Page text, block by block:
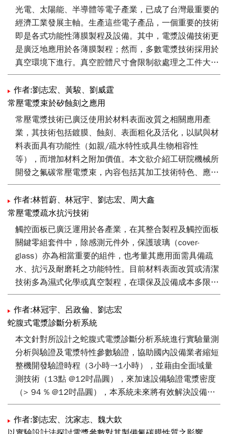
基團，使其產生反應形成CO、CO2或是水氣而揮發至環
境中，造成高分子鏈分解，形成蝕刻的效果。
光電、太陽能、半導體等電子產業，已成了台灣最重要的
經濟工業發展主軸。生產這些電子產品，一個重要的技術
即是各式功能性薄膜製程及設備。其中，電漿設備技術更
是廣泛地應用於各薄膜製程；然而，多數電漿技術採用於
真空環境下進行。真空腔體尺寸會限制欲處理之工件大
小，而維護真空腔體製程也間接提升產品製造成本。
大氣壓電漿顧名思義即是指於一大氣壓或接近一大氣壓之
狀態下所產生的電漿。大氣壓電漿技術不受真空腔體的限
制，可導入連續式生產程序，這些技術特點皆可有效地降
低面板或太陽能等須大面積生產之製造成本。本文將介紹
大氣壓電漿技術（Atmospheric-pressure Plasma
Technology）及其應用。內容主要針對近幾年來工研院大
氣壓電漿技術在光電薄膜上的發展方向，包括TFT面板、
觸控面板、或薄膜太陽能電池部分的應用，作一個整合性
的技術進程概論。
作者:劉志宏、黃駿、劉威霆
常壓電漿束於矽蝕刻之應用
常壓電漿技術已廣泛使用於材料表面改質之相關應用產
業，其技術包括鍍膜、蝕刻、表面粗化及活化，以賦與材
料表面具有功能性（如親/疏水特性或具生物相容性
等），而增加材料之附加價值。本文欲介紹工研院機械所
開發之氟碳常壓電漿束，內容包括其加工技術特色、應用
及與矽晶圓表面間之作用機制；此外，亦探討其電漿束於
矽材蝕刻之應用可行性。
作者:林哲蔚、林冠宇、劉志宏、周大鑫
常壓電漿疏水抗污技術
觸控面板已廣泛運用於各產業，在其整合製程及觸控面板
關鍵零組套件中，除感測元件外，保護玻璃（cover-
glass）亦為相當重要的組件，也考量其應用面需具備疏
水、抗污及耐磨耗之功能特性。目前材料表面改質或清潔
技術多為濕式化學或真空製程，在環保及設備成本多限制
了產業應用；工研院機械所以自有常壓電漿處理模組專利
及關鍵製程自動化能力，結合疏水藥劑建構保護玻璃抗污
量產技術；其主要導入市場為材料表面改質、清潔與鍍膜
產業應用，所建構之設備將可減少30%以上之藥劑使用，
對環境更加友善。
作者:林冠宇、呂政倫、劉志宏
蛇腹式電漿診斷分析系統
本文針對所設計之蛇腹式電漿診斷分析系統進行實驗量測
分析與驗證及電漿特性參數驗證，協助國內設備業者縮短
整機開發驗證時程（3小時→1小時），並藉由全面域量
測技術（13點 @12吋晶圓），來加速設備驗證電漿密度
（> 94 % @12吋晶圓），本系統未來將有效解決設備空
間限制因素，無法快速驗證電漿特性之問題，並提供國內
設備業者進行全面域量測技術。
作者:劉志宏、沈家志、魏大欽